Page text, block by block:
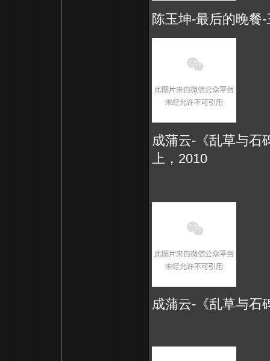
陈玉坤-最后的晚餐
成蒲云-《乱草与石
上，2010
成蒲云-《乱草与石